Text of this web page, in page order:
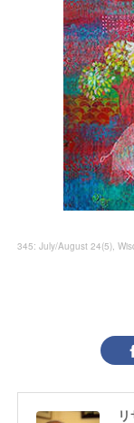
345: July/August 24(5)